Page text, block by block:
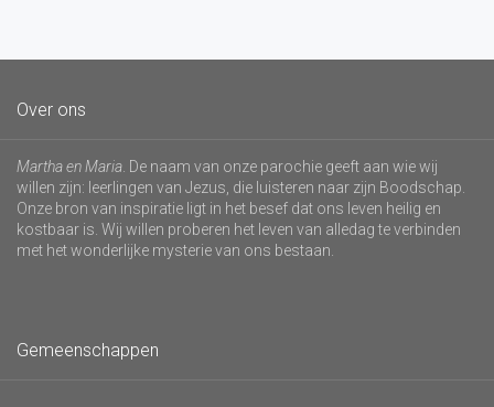
Over ons
Martha en Maria . De naam van onze parochie geeft aan wie wij
willen zijn: leerlingen van Jezus, die luisteren naar zijn Boodschap.
Onze bron van inspiratie ligt in het besef dat ons leven heilig en
kostbaar is. Wij willen proberen het leven van alledag te verbinden
met het wonderlijke mysterie van ons bestaan.
Gemeenschappen